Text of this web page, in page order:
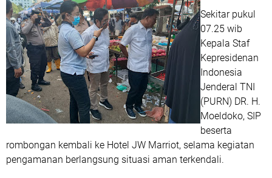
Sekitar pukul
07.25 wib
Kepala Staf
Kepresidenan
Indonesia
Jenderal TNI
(PURN) DR. H.
Moeldoko, SIP
beserta
rombongan kembali ke Hotel JW Marriot, selama kegiatan
pengamanan berlangsung situasi aman terkendali.